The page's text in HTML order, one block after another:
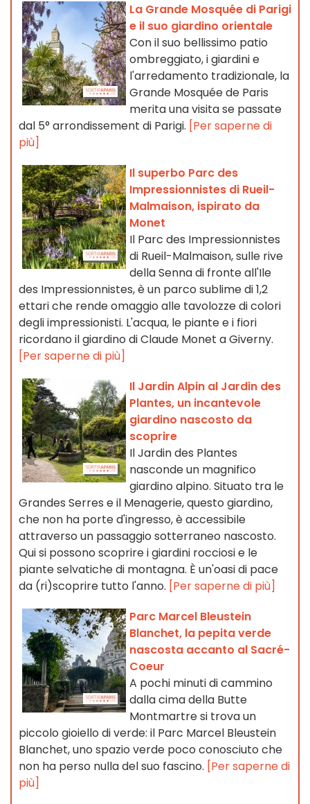
La Grande Mosquée di Parigi
e il suo giardino orientale
Con il suo bellissimo patio
ombreggiato, i giardini e
l'arredamento tradizionale, la
Grande Mosquée de Paris
merita una visita se passate
dal 5° arrondissement di Parigi. [Per saperne di
più]
Il superbo Parc des
Impressionnistes di Rueil-
Malmaison, ispirato da
Monet
Il Parc des Impressionnistes
di Rueil-Malmaison, sulle rive
della Senna di fronte all'Ile
des Impressionnistes, è un parco sublime di 1,2
ettari che rende omaggio alle tavolozze di colori
degli impressionisti. L'acqua, le piante e i fiori
ricordano il giardino di Claude Monet a Giverny.
[Per saperne di più]
Il Jardin Alpin al Jardin des
Plantes, un incantevole
giardino nascosto da
scoprire
Il Jardin des Plantes
nasconde un magnifico
giardino alpino. Situato tra le
Grandes Serres e il Menagerie, questo giardino,
che non ha porte d'ingresso, è accessibile
attraverso un passaggio sotterraneo nascosto.
Qui si possono scoprire i giardini rocciosi e le
piante selvatiche di montagna. È un'oasi di pace
da (ri)scoprire tutto l'anno. [Per saperne di più]
Parc Marcel Bleustein
Blanchet, la pepita verde
nascosta accanto al Sacré-
Coeur
A pochi minuti di cammino
dalla cima della Butte
Montmartre si trova un
piccolo gioiello di verde: il Parc Marcel Bleustein
Blanchet, uno spazio verde poco conosciuto che
non ha perso nulla del suo fascino. [Per saperne di
più]